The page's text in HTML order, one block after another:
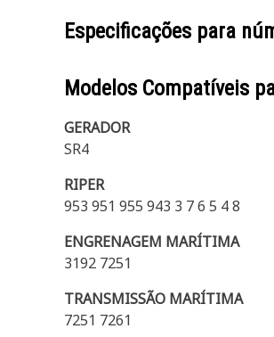
Especificações para
Modelos Compatíveis
GERADOR
SR4
RIPER
953 951 955 943 3 7 6 5 4 8
ENGRENAGEM MARÍTIMA
3192 7251
TRANSMISSÃO MARÍTIMA
7251 7261